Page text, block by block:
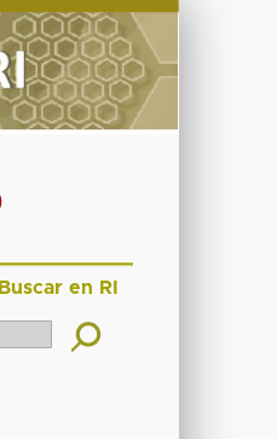
Buscar en RI